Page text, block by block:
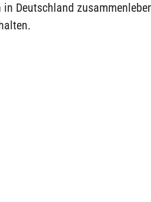
Deutschland